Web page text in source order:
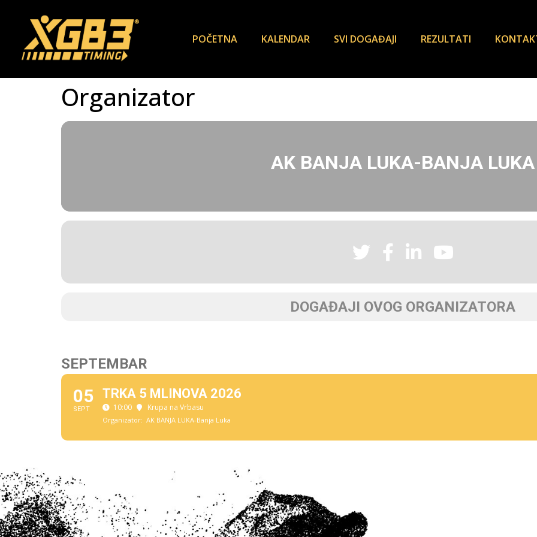
POČETNA KALENDAR SVI DOGAĐAJI REZULTATI
Organizator
AK BANJA LUKA-BANJA LUKA
DOGAĐAJI OVOG ORGANIZATORA
SEPTEMBAR
05
SEPT
TRKA 5 MLINOVA 2026
10:00 Krupa na Vrbasu
Organizator: AK BANJA LUKA-Banja Luka